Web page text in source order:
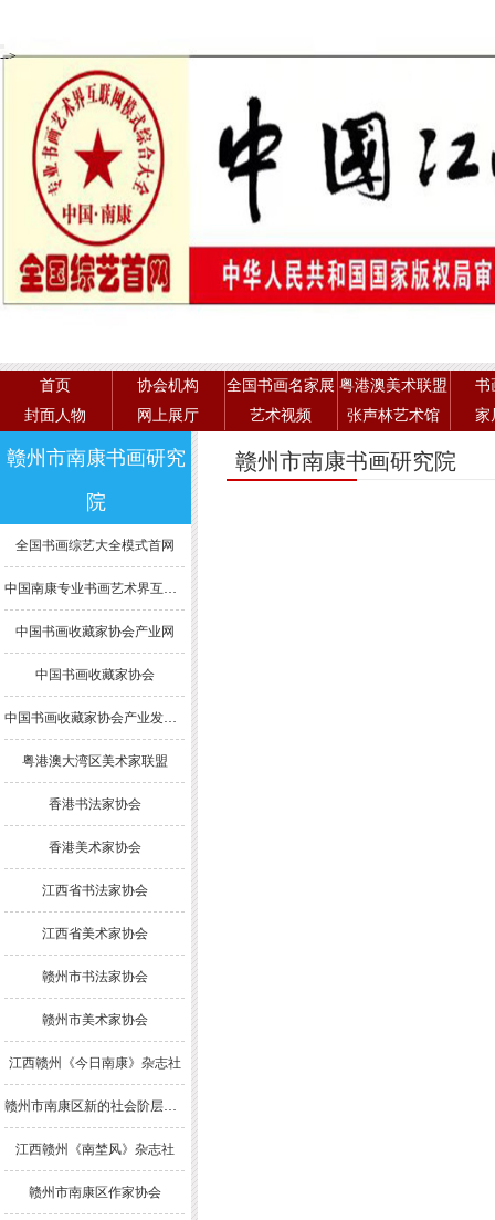
-->
首页 协会机构 全国书画名家展 粤港澳美术联盟
书
封面人物
网上展厅 艺术视频 张声林艺术馆 家
赣州市南康书画研究
院
全国书画综艺大全模式首网
中国南康专业书画艺术界互联网模式综合大全
中国书画收藏家协会产业网
中国书画收藏家协会
中国书画收藏家协会产业发展委员会
粤港澳大湾区美术家联盟
香港书法家协会
香港美术家协会
江西省书法家协会
江西省美术家协会
赣州市书法家协会
赣州市美术家协会
江西赣州《今日南康》杂志社
赣州市南康区新的社会阶层人士联谊会
江西赣州《南埜风》杂志社
赣州市南康区作家协会
赣州市南康书画研究院